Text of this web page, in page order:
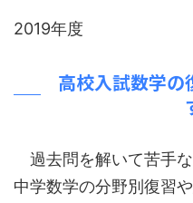
2019年度
高校入試数学の
過去問を解いて苦手な
中学数学の分野別復習